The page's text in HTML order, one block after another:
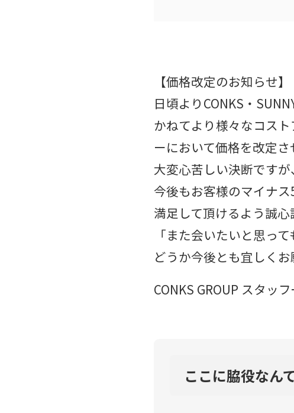
【価格改定のお知らせ】
日頃よりCONKS・
かねてより様々なコス
ーにおいて価格を改定さ
大変心苦しい決断ですが
今後もお客様のマイナ
満足して頂けるよう誠心
「また会いたいと思っ
どうか今後とも宜しくお
CONKS GROUP スタッ
ここに脇役なん